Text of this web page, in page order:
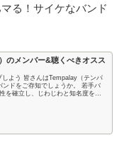
る！サイケなバンド
のメンバー&聴くべきオスス
よう 皆さんはTempalay（テンパ
ンドをご存知でしょうか。 若手バ
を確立し、じわじわと知名度を上